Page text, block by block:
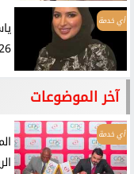
أي خدمة
آخر الموضوعات
أي خدمة